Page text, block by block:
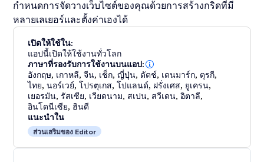
กำหนดการจัดวางเว็บไซต์ของคุณด้วยการสร้างกริดที่มี
หลายเลเยอร์และตั้งค่าเองได้
เปิดให้ใช้ใน:
แอปนี้เปิดให้ใช้งานทั่วโลก
ภาษาที่รองรับการใช้งานบนแอป:
อังกฤษ, เกาหลี,จีน, เช็ก,ญี่ปุ่น, ดัตช์, เดนมาร์ก, ตุรกี,
ไทย,นอร์เวย์,โปรตุเกส,โปแลนด์, ฝรั่งเศส, ยูเครน,
เยอรมัน,รัสเซีย, เวียดนาม, สเปน, สวีเดน,อิตาลี,
อินโดนีเซีย, ฮินดี
แนะนำใน
ส่วนเสริมของ Editor